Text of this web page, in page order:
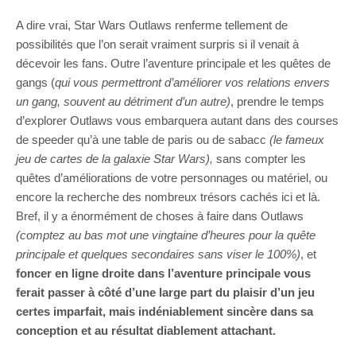
A dire vrai, Star Wars Outlaws renferme tellement de
possibilités que l’on serait vraiment surpris si il venait à
décevoir les fans. Outre l’aventure principale et les quêtes de
gangs (qui vous permettront d’améliorer vos relations envers
un gang, souvent au détriment d’un autre), prendre le temps
d’explorer Outlaws vous embarquera autant dans des courses
de speeder qu’à une table de paris ou de sabacc (le fameux
jeu de cartes de la galaxie Star Wars), sans compter les
quêtes d’améliorations de votre personnages ou matériel, ou
encore la recherche des nombreux trésors cachés ici et là.
Bref, il y a énormément de choses à faire dans Outlaws
(comptez au bas mot une vingtaine d’heures pour la quête
principale et quelques secondaires sans viser le 100%), et
foncer en ligne droite dans l’aventure principale vous
ferait passer à côté d’une large part du plaisir d’un jeu
certes imparfait, mais indéniablement sincère dans sa
conception et au résultat diablement attachant.